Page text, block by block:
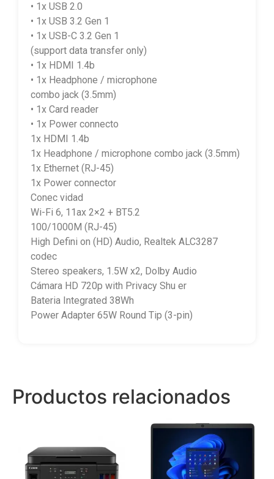
• 1x USB 2.0
• 1x USB 3.2 Gen 1
• 1x USB-C 3.2 Gen 1
(support data transfer only)
• 1x HDMI 1.4b
• 1x Headphone / microphone
combo jack (3.5mm)
• 1x Card reader
• 1x Power connecto
1x HDMI 1.4b
1x Headphone / microphone combo jack (3.5mm)
1x Ethernet (RJ-45)
1x Power connector
Conec vidad
Wi-Fi 6, 11ax 2×2 + BT5.2
100/1000M (RJ-45)
High Defini on (HD) Audio, Realtek ALC3287
codec
Stereo speakers, 1.5W x2, Dolby Audio
Cámara HD 720p with Privacy Shu er
Bateria Integrated 38Wh
Power Adapter 65W Round Tip (3-pin)
Productos relacionados